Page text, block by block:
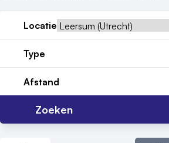
Nieuws
Reviews (5⭐️)
Contact
Locatie
Type
Afstand
Zoeken